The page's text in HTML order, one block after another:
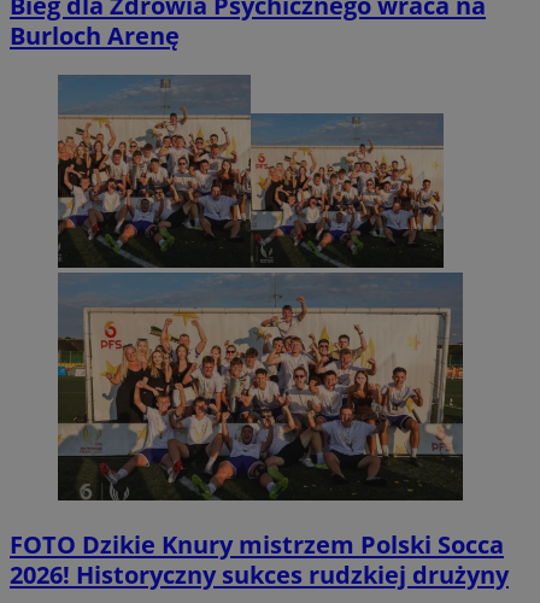
Burloch Arenę
FOTO Dzikie Knury mistrzem Polski Socca
2026! Historyczny sukces rudzkiej drużyny